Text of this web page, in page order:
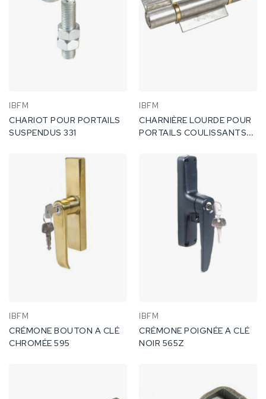
IBFM
CHARIOT POUR PORTAILS
SUSPENDUS 331
IBFM
CHARNIÈRE LOURDE POUR
PORTAILS COULISSANTS
IBFM
CRÉMONE BOUTON A CLÉ
CHROMÉE 595
IBFM
CRÉMONE POIGNÉE A CLÉ
NOIR 565Z